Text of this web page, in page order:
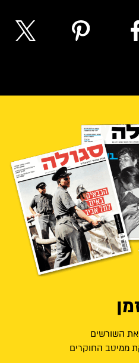
את השורשים
ממיטב החוקרים